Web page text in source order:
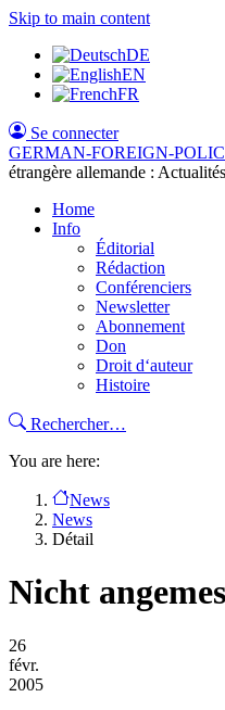
Skip to main content
DE
EN
FR
Se connecter
GERMAN-FOREIGN-
étrangère allemande :
Home
Info
Éditorial
Rédaction
Conférenciers
Newsletter
Abonnement
Don
Droit d‘auteur
Histoire
Rechercher…
You are here:
News
News
Détail
Nicht
26
févr.
2005